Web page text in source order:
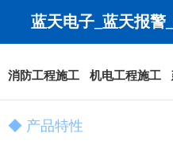
蓝天电子_蓝天报警
工程_消防改造-无锡蓝
消防工程施工 机电工程施工
◆ 产品特性